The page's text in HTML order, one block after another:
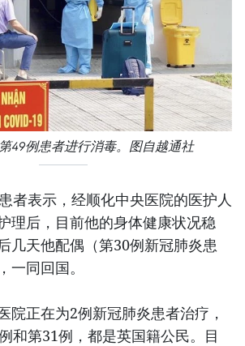
49例患者进行消毒。图自越通社
者表示，经顺化中央医院的医护人
理后，目前他的身体健康状况稳
几天他配偶（第30例新冠肺炎患
一同回国。
院正在为2例新冠肺炎患者治疗，
和第31例，都是英国籍公民。目